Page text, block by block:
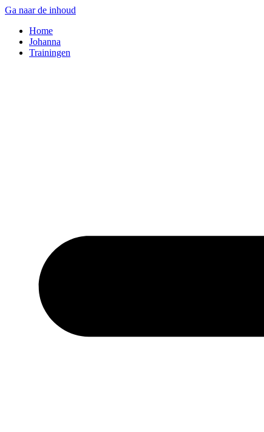
Ga naar de inhoud
Home
Johanna
Trainingen